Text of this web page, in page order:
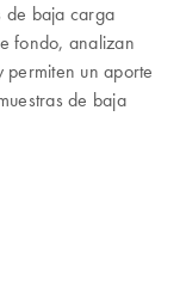
de baja carga
fondo, analizan
un aporte
de baja